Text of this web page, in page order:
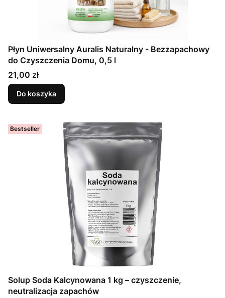
Płyn Uniwersalny Auralis Naturalny - Bezzapachowy
do Czyszczenia Domu, 0,5 l
Cena
21,00 zł
Do koszyka
Bestseller
Solup Soda Kalcynowana 1 kg – czyszczenie,
neutralizacja zapachów